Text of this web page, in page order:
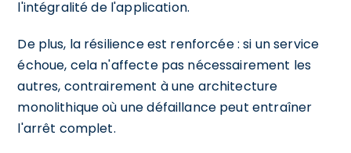
l'intégralité de l'application.
De plus, la résilience est renforcée : si un service
échoue, cela n'affecte pas nécessairement les
autres, contrairement à une architecture
monolithique où une défaillance peut entraîner
l'arrêt complet.